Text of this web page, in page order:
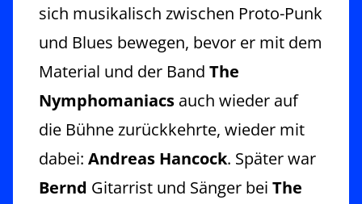
sich musikalisch zwischen Proto-Punk
und Blues bewegen, bevor er mit dem
Material und der Band The
Nymphomaniacs auch wieder auf
die Bühne zurückkehrte, wieder mit
dabei: Andreas Hancock. Später war
Bernd Gitarrist und Sänger bei The